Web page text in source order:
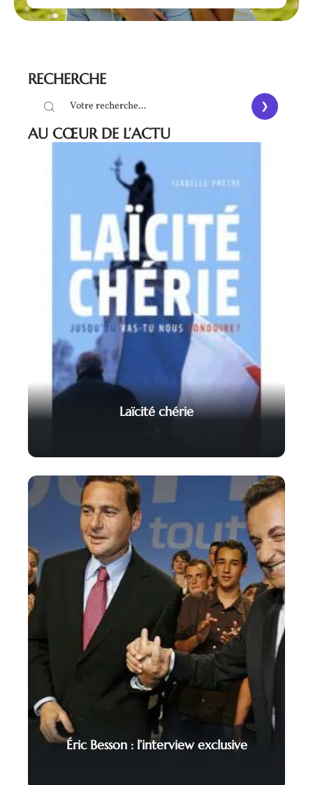
RECHERCHE
AU CŒUR DE L’ACTU
Laïcité chérie
Éric Besson : l’interview exclusive